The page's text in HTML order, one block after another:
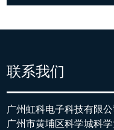
联系我们
广州虹科电子科技有限公
广州市黄埔区科学城科